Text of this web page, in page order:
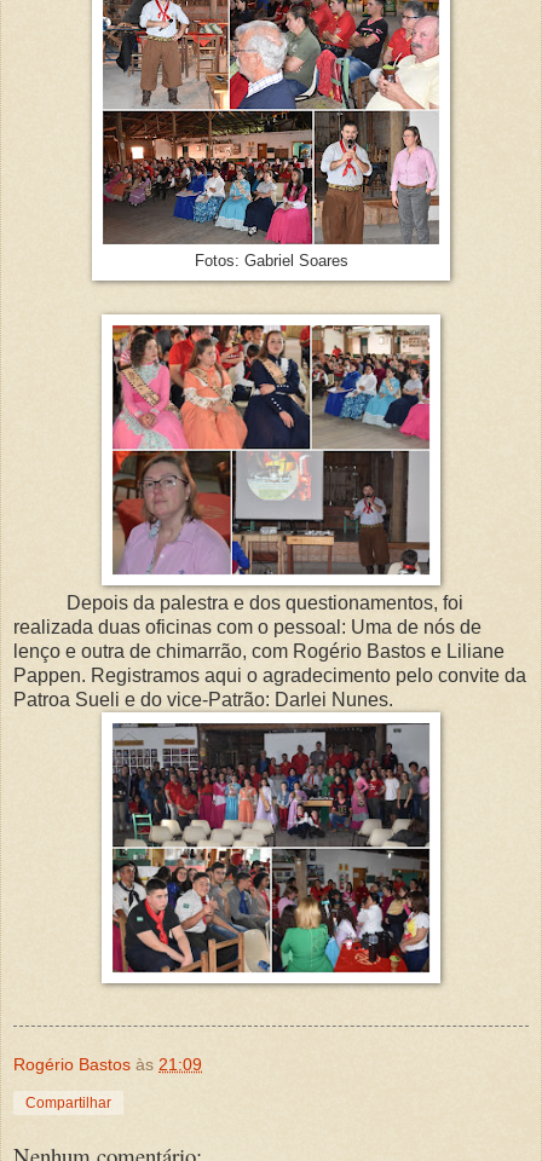
Fotos: Gabriel Soares
Depois da palestra e dos questionamentos, foi
realizada duas oficinas com o pessoal: Uma de nós de
lenço e outra de chimarrão, com Rogério Bastos e Liliane
Pappen. Registramos aqui o agradecimento pelo convite da
Patroa Sueli e do vice-Patrão: Darlei Nunes.
Rogério Bastos às 21:09
Compartilhar